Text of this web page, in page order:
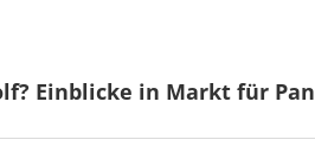
Einblicke in Markt für